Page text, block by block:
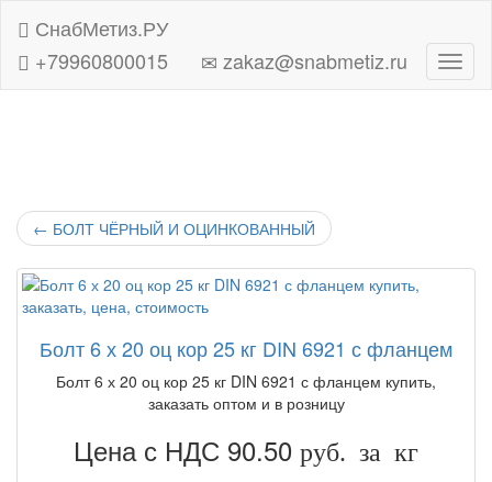
СнабМетиз.РУ
+79960800015
zakaz@snabmetiz.ru
← БОЛТ ЧЁРНЫЙ И ОЦИНКОВАННЫЙ
Болт 6 х 20 оц кор 25 кг DIN 6921 с фланцем
Болт 6 х 20 оц кор 25 кг DIN 6921 с фланцем купить,
заказать оптом и в розницу
Цена с НДС 90.50 руб. за кг